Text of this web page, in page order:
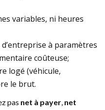
variables, ni heures
à paramètres
coûteuse;
logé (véhicule,
le brut.
pas net à payer, net